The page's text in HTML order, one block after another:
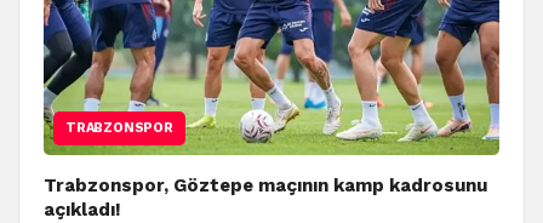
TRABZONSPOR
Trabzonspor, Göztepe maçının kamp kadrosunu
açıkladı!